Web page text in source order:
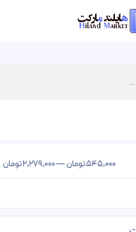
545,000تومان—
2,279,000تومان